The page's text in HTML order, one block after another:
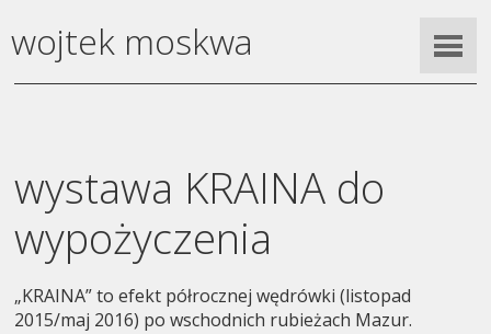
wojtek moskwa
wystawa KRAINA do
wypożyczenia
„KRAINA” to efekt półrocznej wędrówki (listopad
2015/maj 2016) po wschodnich rubieżach Mazur.